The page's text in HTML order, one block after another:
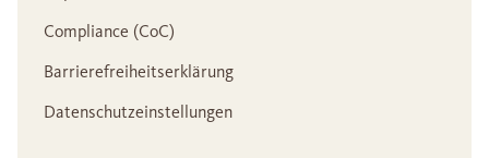
Compliance (CoC)
Barrierefreiheitserklärung
Datenschutzeinstellungen